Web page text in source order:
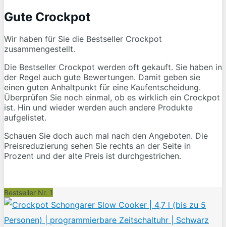
Gute Crockpot
Wir haben für Sie die Bestseller Crockpot
zusammengestellt.
Die Bestseller Crockpot werden oft gekauft. Sie haben in
der Regel auch gute Bewertungen. Damit geben sie
einen guten Anhaltpunkt für eine Kaufentscheidung.
Überprüfen Sie noch einmal, ob es wirklich ein Crockpot
ist. Hin und wieder werden auch andere Produkte
aufgelistet.
Schauen Sie doch auch mal nach den Angeboten. Die
Preisreduzierung sehen Sie rechts an der Seite in
Prozent und der alte Preis ist durchgestrichen.
Bestseller Nr. 1